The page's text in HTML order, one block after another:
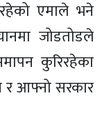
एमाले भने
जोडतोडले
कुरिरहेका
र आफ्नो सरकार